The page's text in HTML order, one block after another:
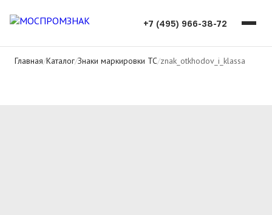
+7 (495) 966-38-72
Главная/Каталог/Знаки маркировки ТС/znak_otkhodov_i_klassa